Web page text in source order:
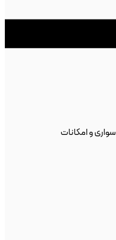
سواری و امکانات